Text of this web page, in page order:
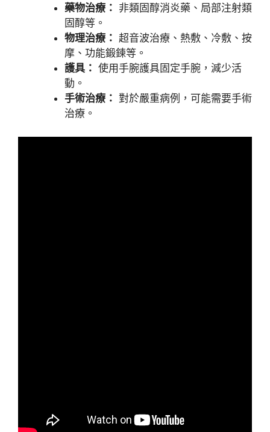
藥物治療： 非類固醇消炎藥、局部注射類
固醇等。
物理治療： 超音波治療、熱敷、冷敷、按
摩、功能鍛鍊等。
護具： 使用手腕護具固定手腕，減少活
動。
手術治療： 對於嚴重病例，可能需要手術
治療。